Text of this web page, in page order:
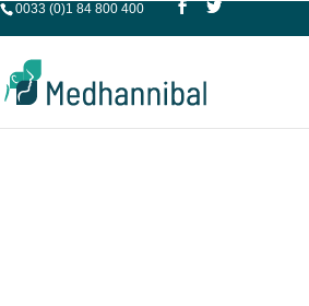
0033 (0)1 84 800 400